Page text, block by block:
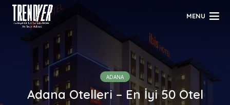
MENU
ADANA
Adana Otelleri – En İyi 50 Otel